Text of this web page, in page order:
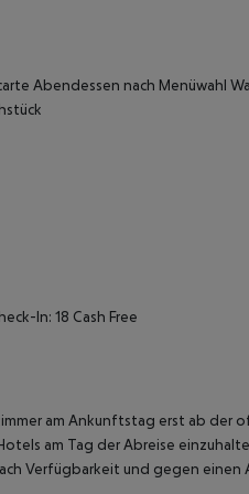
Abendessen nach Menüwahl
In: 18 Cash Free
am Ankunftstag erst ab der
am Tag der Abreise
Verfügbarkeit und gegen einen